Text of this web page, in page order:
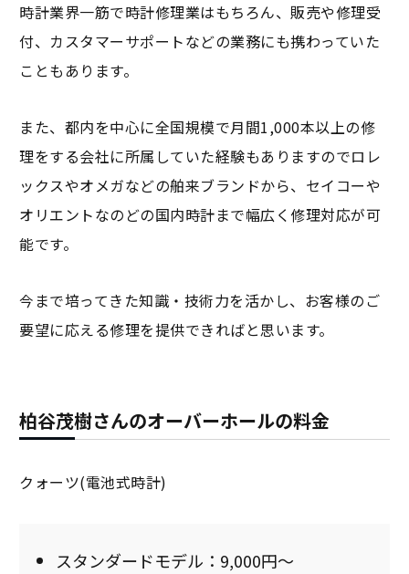
時計業界一筋で時計修理業はもちろん、販売や修理受
付、カスタマーサポートなどの業務にも携わっていた
こともあります。
また、都内を中心に全国規模で月間1,000本以上の修
理をする会社に所属していた経験もありますのでロレ
ックスやオメガなどの舶来ブランドから、セイコーや
オリエントなのどの国内時計まで幅広く修理対応が可
能です。
今まで培ってきた知識・技術力を活かし、お客様のご
要望に応える修理を提供できればと思います。
柏谷茂樹さんのオーバーホールの料金
クォーツ(電池式時計)
スタンダードモデル：9,000円～